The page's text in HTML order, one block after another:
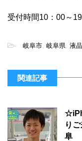
受付時間10：00～
- 岐阜市 岐阜県 液
関連記事
り
阜